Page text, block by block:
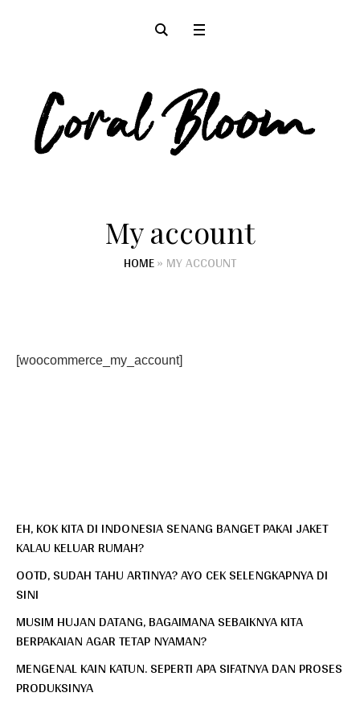
My account
HOME» MY ACCOUNT
[woocommerce_my_account]
EH, KOK KITA DI INDONESIA SENANG BANGET PAKAI JAKET
KALAU KELUAR RUMAH?
OOTD, SUDAH TAHU ARTINYA? AYO CEK SELENGKAPNYA DI
SINI
MUSIM HUJAN DATANG, BAGAIMANA SEBAIKNYA KITA
BERPAKAIAN AGAR TETAP NYAMAN?
MENGENAL KAIN KATUN. SEPERTI APA SIFATNYA DAN PROSES
PRODUKSINYA